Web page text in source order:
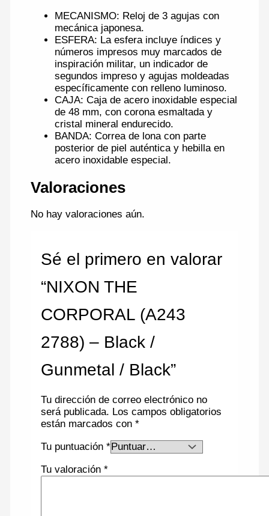
MECANISMO: Reloj de 3 agujas con
mecánica japonesa.
ESFERA: La esfera incluye índices y
números impresos muy marcados de
inspiración militar, un indicador de
segundos impreso y agujas moldeadas
específicamente con relleno luminoso.
CAJA: Caja de acero inoxidable especial
de 48 mm, con corona esmaltada y
cristal mineral endurecido.
BANDA: Correa de lona con parte
posterior de piel auténtica y hebilla en
acero inoxidable especial.
Valoraciones
No hay valoraciones aún.
Sé el primero en valorar
“NIXON THE
CORPORAL (A243
2788) – Black /
Gunmetal / Black”
Tu dirección de correo electrónico no
será publicada. Los campos obligatorios
están marcados con*
Tu puntuación*
Tu valoración*